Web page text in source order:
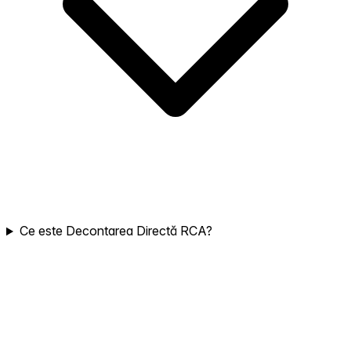
Ce este Decontarea Directă RCA?